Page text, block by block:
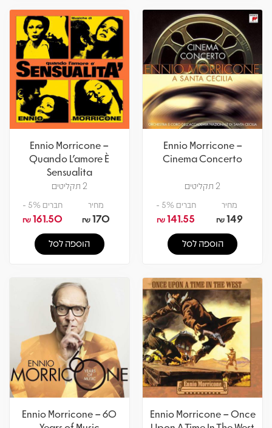
Ennio Morricone –
Cinema Concerto
2 תקליטים
מחיר
149
₪
חברים 5% -
141.55
₪
הוספה לסל
Ennio Morricone –
Quando L'amore È
Sensualita
2 תקליטים
מחיר
170
₪
חברים 5% -
161.50
₪
הוספה לסל
Ennio Morricone – Once
Ennio Morricone – 60